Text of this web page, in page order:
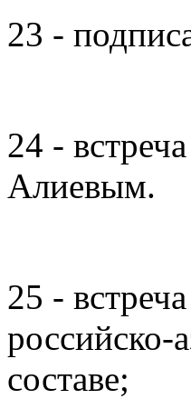
23 -
24 -
Алиевым.
25 -
российско-
составе;